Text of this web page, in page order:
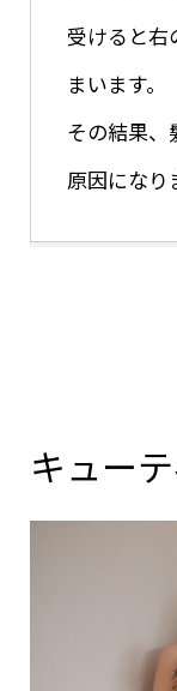
受けると右
まいます。
その結果、
原因になり
キュー